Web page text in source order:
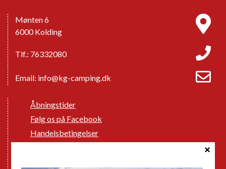
Mønten 6
6000 Kolding
Tlf.: 76332080
Email: info@kg-camping.dk
Åbningstider
Følg os på Facebook
Handelsbetingelser